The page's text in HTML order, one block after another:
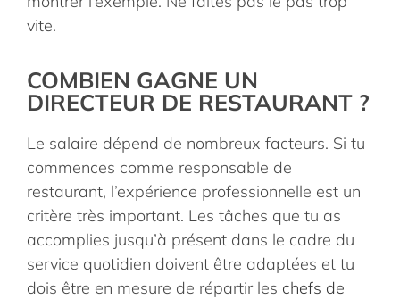
vite.
COMBIEN GAGNE UN
DIRECTEUR DE RESTAURANT ?
Le salaire dépend de nombreux facteurs. Si tu
commences comme responsable de
restaurant, l’expérience professionnelle est un
critère très important. Les tâches que tu as
accomplies jusqu’à présent dans le cadre du
service quotidien doivent être adaptées et tu
dois être en mesure de répartir les chefs de